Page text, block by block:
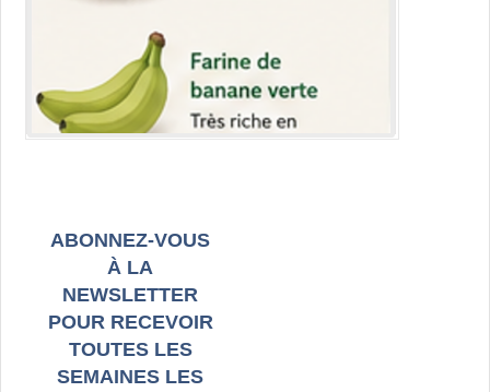
ABONNEZ-VOUS
À LA
NEWSLETTER
POUR RECEVOIR
TOUTES LES
SEMAINES LES